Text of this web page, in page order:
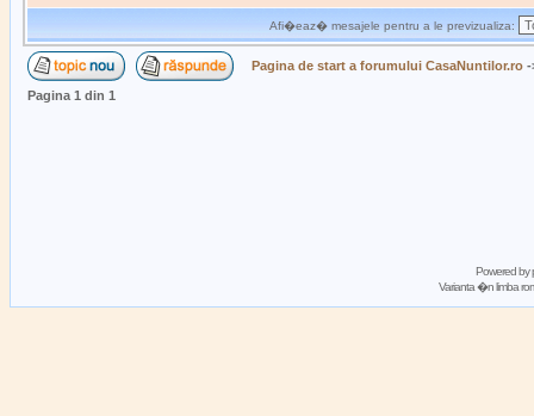
Afi�eaz� mesajele pentru a le previzualiza:
Pagina de start a forumului CasaNuntilor.ro
Pagina 1 din 1
Powered by
Varianta �n limba